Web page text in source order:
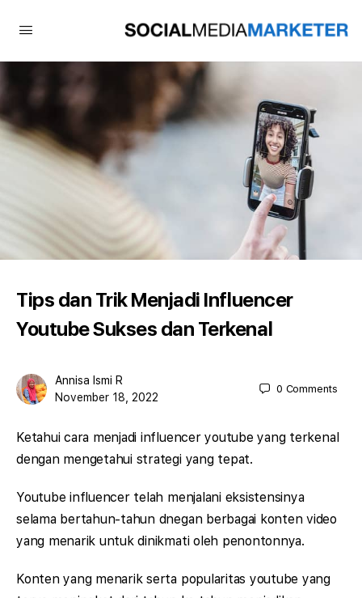
Tips dan Trik Menjadi Influencer
Youtube Sukses dan Terkenal
Annisa Ismi R
November 18, 2022
0 Comments
Ketahui cara menjadi influencer youtube yang terkenal
dengan mengetahui strategi yang tepat.
Youtube influencer telah menjalani eksistensinya
selama bertahun-tahun dnegan berbagai konten video
yang menarik untuk dinikmati oleh penontonnya.
Konten yang menarik serta popularitas youtube yang